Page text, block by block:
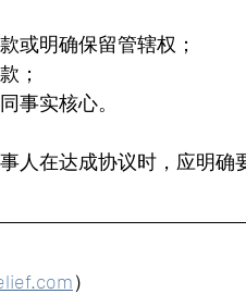
或明确保留管辖权；
；
事实核心。
人在达成协议时，应明确
）